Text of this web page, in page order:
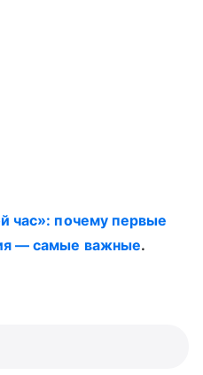
час»: почему первые
— самые важные.